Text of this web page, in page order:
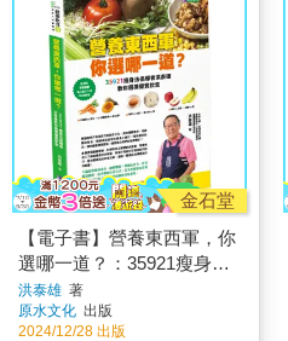
金石堂
【電子書】營養東西軍，你
選哪一道？：35921瘦身法
倡導者洪泰雄教你選擇優質
飲食
洪泰雄 著
原水文化 出版
2024/12/28 出版